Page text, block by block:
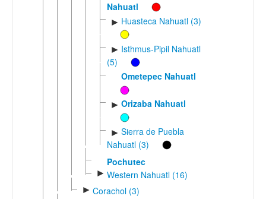
Nahuatl
► Huasteca Nahuatl (3)
► Isthmus-Pipil Nahuatl
(5)
Ometepec Nahuatl
► Orizaba Nahuatl
► Sierra de Puebla
Nahuatl (3)
Pochutec
► Western Nahuatl (16)
► Corachol (3)